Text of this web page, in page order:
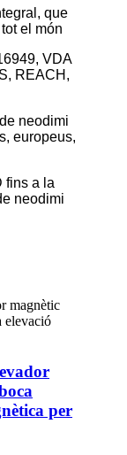
que
el món
VDA
REACH,
neodimi
europeus,
fins a la
neodimi
per